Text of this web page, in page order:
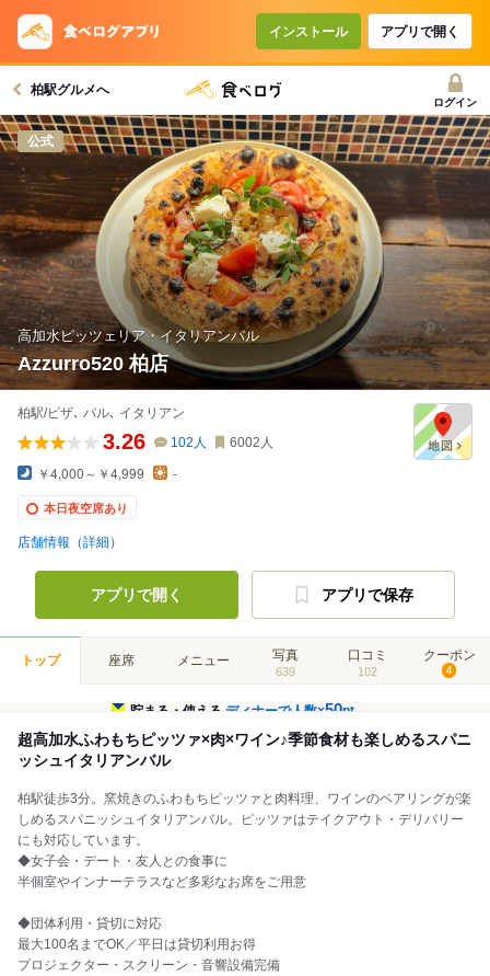
インストール アプリで開く
柏駅グルメへ
ログイン
公式
高加水ピッツェリア・イタリアンバル
Azzurro520 柏店
柏駅/ピザ､ バル､ イタリアン
3.26 102 人 6002 人
￥4,000～￥4,999 -
本日夜空席あり
店舗情報（詳細）
アプリで開く アプリで保存
トップ 座席 メニュー 写真
639
口コミ
102
クーポン
4
貯まる・使えるディナーで人数×50pt
超高加水ふわもちピッツァ×肉×ワイン♪季節食材も楽しめるスパニ
ッシュイタリアンバル
柏駅徒歩3分。窯焼きのふわもちピッツァと肉料理、ワインのペアリングが楽
しめるスパニッシュイタリアンバル。ピッツァはテイクアウト・デリバリー
にも対応しています。
◆女子会・デート・友人との食事に
半個室やインナーテラスなど多彩なお席をご用意
◆団体利用・貸切に対応
最大100名までOK／平日は貸切利用お得
プロジェクター・スクリーン・音響設備完備
コースで使えるクーポン
戻る
クーポンを利用せず予約する